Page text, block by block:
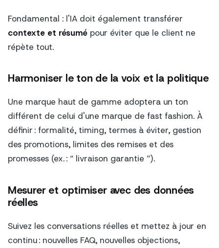
Fondamental : l'IA doit également transférer
contexte et résumé pour éviter que le client ne
répète tout.
Harmoniser le ton de la voix et la politique
Une marque haut de gamme adoptera un ton
différent de celui d'une marque de fast fashion. À
définir : formalité, timing, termes à éviter, gestion
des promotions, limites des remises et des
promesses (ex. : “ livraison garantie ”).
Mesurer et optimiser avec des données
réelles
Suivez les conversations réelles et mettez à jour en
continu : nouvelles FAQ, nouvelles objections,